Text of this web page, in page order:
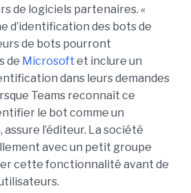
de logiciels partenaires. «
d’identification des bots de
de bots pourront
de Microsoft et inclure un
dans leurs demandes
Teams reconnaît ce
le bot comme un
l’éditeur. La société
avec un petit groupe
cette fonctionnalité avant de